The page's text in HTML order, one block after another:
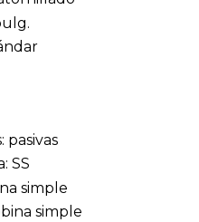
pasivas
SS
simple
simple